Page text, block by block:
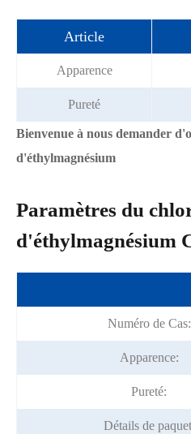
Article
Apparence
Pureté
Bienvenue à nous demander
d'éthylmagnésium
Paramètres du
d'éthylmagnésium
Numéro de Cas:
Apparence:
Pureté:
Détails de